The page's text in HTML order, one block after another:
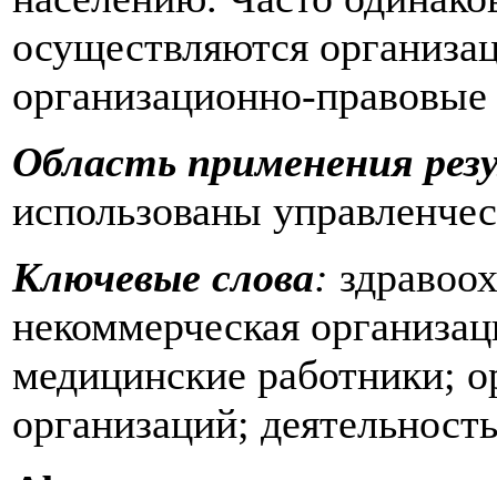
осуществляются
организационно-
Область применения
использованы
Ключевые слова:
некоммерческая
медицинские работники;
организаций;